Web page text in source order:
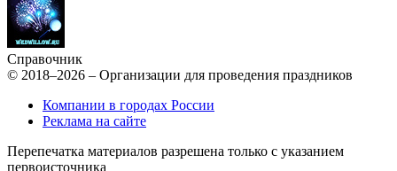
Справочник
© 2018–2026 – Организации для проведения праздников
Компании в городах России
Реклама на сайте
Перепечатка материалов разрешена только с указанием
первоисточника